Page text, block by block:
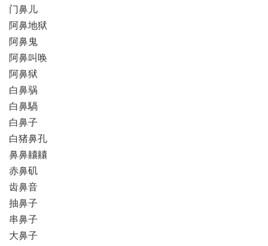
门鼻儿
阿鼻地狱
阿鼻鬼
阿鼻叫唤
阿鼻狱
白鼻䯄
白鼻騧
白鼻子
白猪鼻孔
鼻鼻齉齉
赤鼻矶
齿鼻音
抽鼻子
串鼻子
大鼻子